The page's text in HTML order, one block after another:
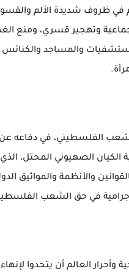
في ظروف شديدة الألم
من ٥٠ يوما من إبادة جماعية وتهجير قسري،
والمساجد والكنائس
الفلسطيني، في دفاعه
الصهيوني المحتل،
والأنظمة والمواثيق
في حق الشعب
العالم أن يتحدوا